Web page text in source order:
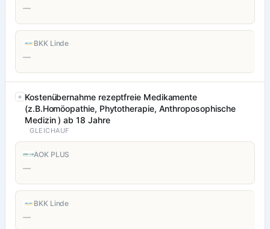
—
BKK Linde
—
Kostenübernahme rezeptfreie Medikamente
(z.B.Homöopathie, Phytotherapie, Anthroposophische
Medizin ) ab 18 Jahre
GLEICHAUF
AOK PLUS
—
BKK Linde
—